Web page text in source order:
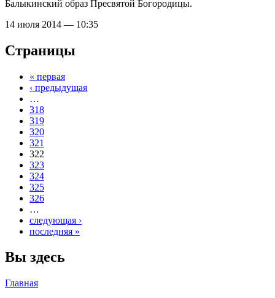
Балыкинский образ Пресвятой Богородицы.
14 июля 2014 — 10:35
Страницы
« первая
‹ предыдущая
…
318
319
320
321
322
323
324
325
326
…
следующая ›
последняя »
Вы здесь
Главная